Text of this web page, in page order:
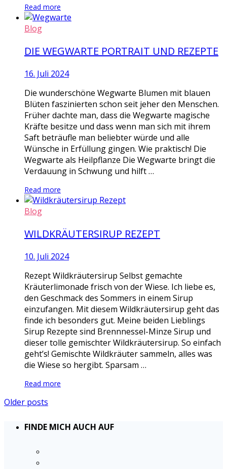
Read more
Blog
DIE WEGWARTE PORTRAIT UND REZEPTE
16. Juli 2024
Die wunderschöne Wegwarte Blumen mit blauen
Blüten faszinierten schon seit jeher den Menschen.
Früher dachte man, dass die Wegwarte magische
Kräfte besitze und dass wenn man sich mit ihrem
Saft beträufle man beliebter würde und alle
Wünsche in Erfüllung gingen. Wie praktisch! Die
Wegwarte als Heilpflanze Die Wegwarte bringt die
Verdauung in Schwung und hilft …
Read more
Blog
WILDKRÄUTERSIRUP REZEPT
10. Juli 2024
Rezept Wildkräutersirup Selbst gemachte
Kräuterlimonade frisch von der Wiese. Ich liebe es,
den Geschmack des Sommers in einem Sirup
einzufangen. Mit diesem Wildkräutersirup geht das
finde ich besonders gut. Meine beiden Lieblings
Sirup Rezepte sind Brennnessel-Minze Sirup und
dieser tolle gemischter Wildkräutersirup. So einfach
geht’s! Gemischte Wildkräuter sammeln, alles was
die Wiese so hergibt. Sparsam …
Read more
Older posts
FINDE MICH AUCH AUF